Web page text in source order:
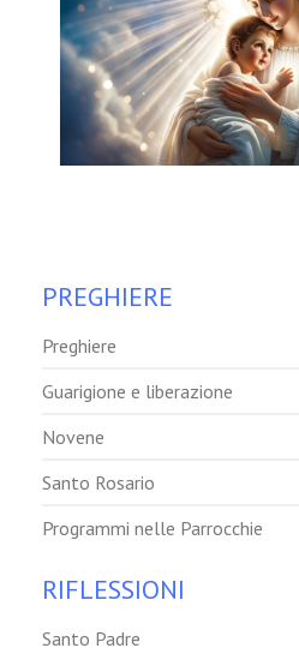
PREGHIERE
Preghiere
Guarigione e liberazione
Novene
Santo Rosario
Programmi nelle Parrocchie
RIFLESSIONI
Santo Padre